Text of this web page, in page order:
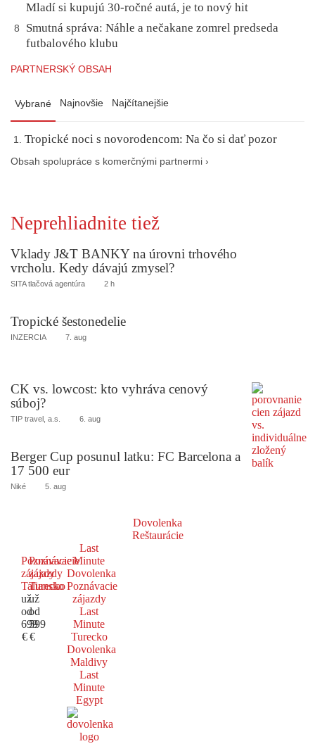
Mladí si kupujú 30-ročné autá, je to nový hit
8
Smutná správa: Náhle a nečakane zomrel predseda
futbalového klubu
PARTNERSKÝ OBSAH
Vybrané Najnovšie Najčítanejšie
Tropické noci s novorodencom: Na čo si dať pozor
Obsah spolupráce s komerčnými partnermi ›
Neprehliadnite tiež
Vklady J&T BANKY na úrovni trhového
vrcholu. Kedy dávajú zmysel?
SITA tlačová agentúra 2 h
Tropické šestonedelie
INZERCIA 7. aug
CK vs. lowcost: kto vyhráva cenový
súboj?
TIP travel, a.s. 6. aug
Berger Cup posunul latku: FC Barcelona a
17 500 eur
Niké 5. aug
Dovolenka
Reštaurácie
Poznávacie
zájazdy
Taliansko
už
od
699
€
Poznávacie
zájazdy
Turecko
už
od
599
€
Last
Minute
Dovolenka
Poznávacie
zájazdy
Last
Minute
Turecko
Dovolenka
Maldivy
Last
Minute
Egypt